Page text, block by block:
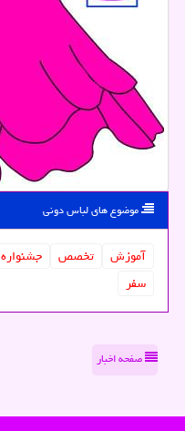
موضوع های لباس دونی
آموزش تخصص جشنواره
سفر
صفحه اخبار